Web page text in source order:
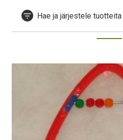
Hae ja järjestele tuotteita